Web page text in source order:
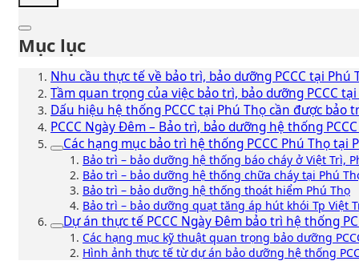
Mục lục
Nhu cầu thực tế về bảo trì, bảo dưỡng PCCC tại Phú
Tầm quan trọng của việc bảo trì, bảo dưỡng PCCC
Dấu hiệu hệ thống PCCC tại Phú Thọ cần được bảo
PCCC Ngày Đêm – Bảo trì, bảo dưỡng hệ thống
Các hạng mục bảo trì hệ thống PCCC Phú Thọ tại
Bảo trì – bảo dưỡng hệ thống báo cháy ở Việt Trì,
Bảo trì – bảo dưỡng hệ thống chữa cháy tại Phú
Bảo trì – bảo dưỡng hệ thống thoát hiểm Phú Thọ
Bảo trì – bảo dưỡng quạt tăng áp hút khói Tp Việt
Dự án thực tế PCCC Ngày Đêm bảo trì hệ thống
Các hạng mục kỹ thuật quan trọng bảo dưỡng
Hình ảnh thực tế từ dự án bảo dưỡng hệ thống